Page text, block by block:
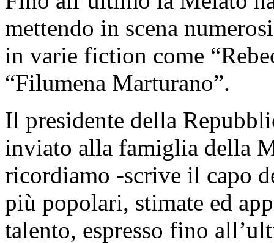
mettendo in scena
in varie fiction come
“Filumena Marturano”.
Il presidente della
inviato alla famiglia della
ricordiamo -scrive il capo
più popolari, stimate ed
talento, espresso fino